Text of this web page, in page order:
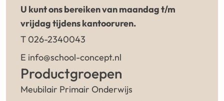
U kunt ons bereiken van maandag t/m
vrijdag tijdens kantooruren.
T 026-2340043
E info@school-concept.nl
Productgroepen
Meubilair Primair Onderwijs